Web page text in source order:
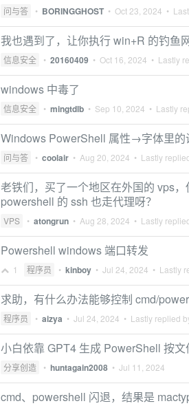
问与答 • BORINGGHOST • Oct 23, 2024 •
我也遇到了，让你执行 win+R 的钓鱼
信息安全 • 20160409 • Oct 16, 2024 • Lastly
windows 中毒了
信息安全 • mingtdlb • Sep 10, 2024 • Lastly
Windows PowerShell 属性→字体里的
问与答 • coolair • Aug 20, 2024 • Lastly
老铁们，买了一个地区在外国的 vps
powershell 的 ssh 也走代理呀？
VPS • atongrun • Aug 28, 2024 • Lastly
Powershell windows 端口转发
1 程序员 • kinboy • Jul 24, 2024 • Lastly
求助，有什么办法能够控制 cmd/
程序员 • aizya • Jul 24, 2024 • Lastly replied
小白依靠 GPT4 生成 PowerShell 按
分享创造 • huntagain2008 • Jul 11, 2024
cmd、powershell 闪退，结果是